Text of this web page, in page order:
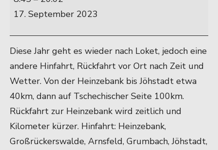
17. September 2023
Diese Jahr geht es wieder nach Loket, jedoch eine
andere Hinfahrt, Rückfahrt vor Ort nach Zeit und
Wetter. Von der Heinzebank bis Jöhstadt etwa
40km, dann auf Tschechischer Seite 100km.
Rückfahrt zur Heinzebank wird zeitlich und
Kilometer kürzer. Hinfahrt: Heinzebank,
Großrückerswalde, Arnsfeld, Grumbach, Jöhstadt,